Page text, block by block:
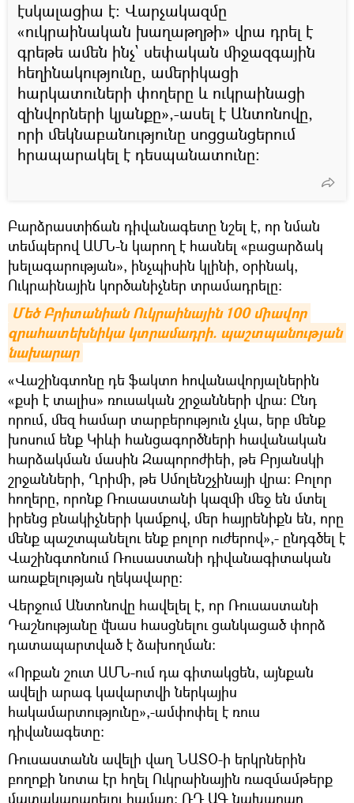
էսկալացիա է։ Վարչակազմը
«ուկրաինական խաղաթղթի» վրա դրել է
գրեթե ամեն ինչ` սեփական միջազգային
հեղինակությունը, ամերիկացի
հարկատուների փողերը և ուկրաինացի
զինվորների կյանքը»,-ասել է Անտոնովը,
որի մեկնաբանությունը սոցցանցերում
հրապարակել է դեսպանատունը։
Բարձրաստիճան դիվանագետը նշել է, որ նման
տեմպերով ԱՄՆ-ն կարող է հասնել «բացարձակ
խելագարության», ինչպիսին կլինի, օրինակ,
Ուկրաինային կործանիչներ տրամադրելը։
Մեծ Բրիտանիան Ուկրաինային 100 միավոր
զրահատեխնիկա կտրամադրի. պաշտպանության
նախարար
«Վաշինգտոնը դե ֆակտո հովանավորյալներին
«քսի է տալիս» ռուսական շրջանների վրա։ Ընդ
որում, մեզ համար տարբերություն չկա, երբ մենք
խոսում ենք Կիևի հանցագործների հավանական
հարձակման մասին Զապորոժիեի, թե Բրյանսկի
շրջանների, Ղրիմի, թե Սմոլենշչինայի վրա։ Բոլոր
հողերը, որոնք Ռուսաստանի կազմի մեջ են մտել
իրենց բնակիչների կամքով, մեր հայրենիքն են, որը
մենք պաշտպանելու ենք բոլոր ուժերով»,- ընդգծել է
Վաշինգտոնում Ռուսաստանի դիվանագիտական
առաքելության ղեկավարը։
Վերջում Անտոնովը հավելել է, որ Ռուսաստանի
Դաշնությանը վնաս հասցնելու ցանկացած փորձ
դատապարտված է ձախողման:
«Որքան շուտ ԱՄՆ-ում դա գիտակցեն, այնքան
ավելի արագ կավարտվի ներկայիս
հակամարտությունը»,-ամփոփել է ռուս
դիվանագետը:
Ռուսաստանն ավելի վաղ ՆԱՏՕ-ի երկրներին
բողոքի նոտա էր հղել Ուկրաինային ռազմամթերք
մատակարարելու համար։ ՌԴ ԱԳ նախարար